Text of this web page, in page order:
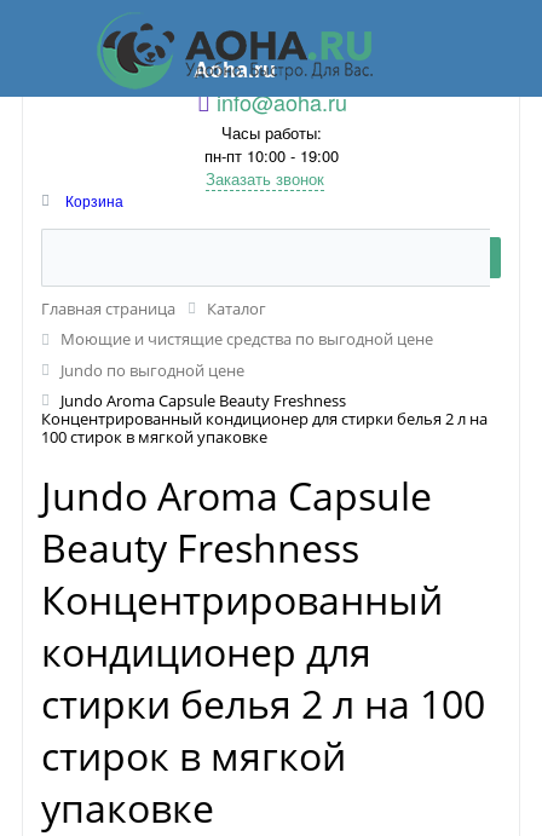
Aoha.ru
info@aoha.ru
Часы работы:
пн-пт 10:00 - 19:00
Заказать звонок
Корзина
Главная страница
Каталог
Моющие и чистящие средства по выгодной цене
Jundo по выгодной цене
Jundo Aroma Capsule Beauty Freshness
Концентрированный кондиционер для стирки белья 2 л на
100 стирок в мягкой упаковке
Jundo Aroma Capsule
Beauty Freshness
Концентрированный
кондиционер для
стирки белья 2 л на 100
стирок в мягкой
упаковке